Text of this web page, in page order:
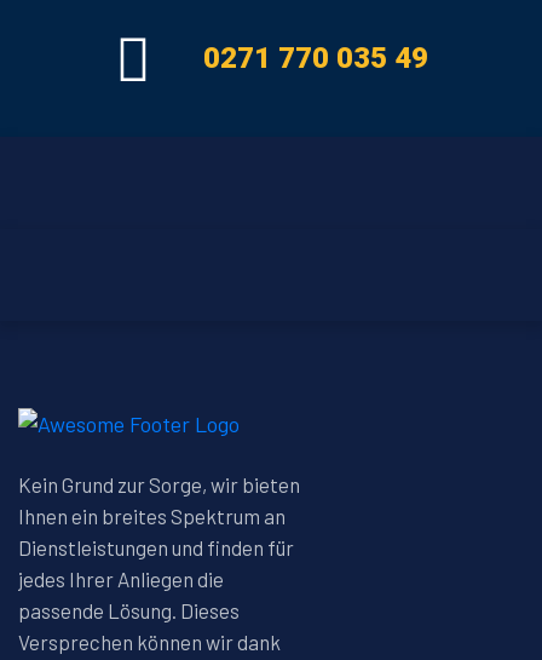
0271 770 035 49
Kein Grund zur Sorge, wir bieten
Ihnen ein breites Spektrum an
Dienstleistungen und finden für
jedes Ihrer Anliegen die
passende Lösung. Dieses
Versprechen können wir dank